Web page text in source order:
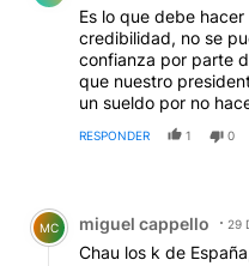
Es lo que debe
credibilidad, no se
confianza por parte
que nuestro
un sueldo por no
RESPONDER 1 0
Comentario de miguel
MC miguel cappello 29
Chau los k de